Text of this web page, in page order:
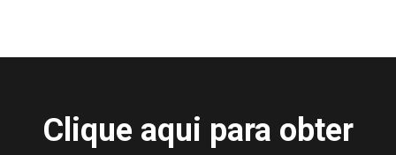
Clique aqui para obter